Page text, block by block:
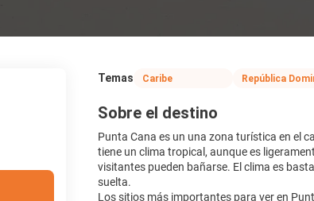
Temas Caribe República
Sobre el destino
Punta Cana es un una zona turística en el
tiene un clima tropical, aunque es
visitantes pueden bañarse. El clima es
suelta.
Los sitios más importantes para ver en